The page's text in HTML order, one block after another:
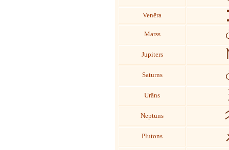
Venēra
Marss
Jupiters
Saturns
Urāns
Neptūns
Plutons